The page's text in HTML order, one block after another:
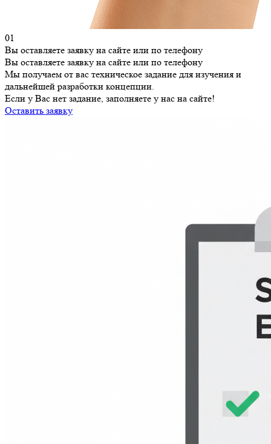
01
Вы оставляете заявку на сайте или по телефону
Вы оставляете заявку на сайте или по телефону
Мы получаем от вас техническое задание для изучения и
дальнейшей разработки концепции.
Если у Вас нет задание, заполняете у нас на сайте!
Оставить заявку